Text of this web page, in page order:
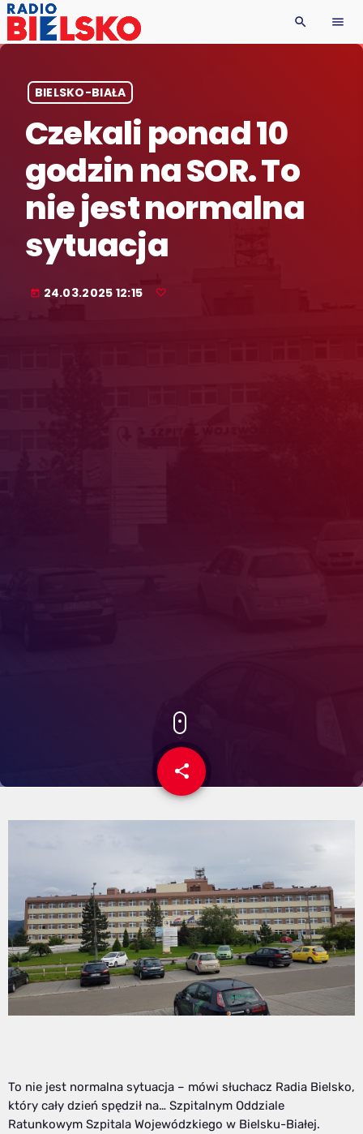
search menu
BIELSKO-BIAŁA
Czekali ponad 10
godzin na SOR. To
nie jest normalna
sytuacja
today 24.03.2025 12:15
share
email
To nie jest normalna sytuacja – mówi słuchacz Radia Bielsko,
który cały dzień spędził na… Szpitalnym Oddziale
Ratunkowym Szpitala Wojewódzkiego w Bielsku-Białej.